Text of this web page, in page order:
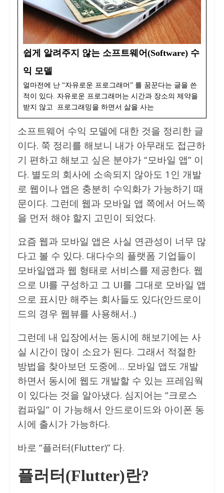
쉽게 알려주지 않는 소프트웨어(Software) 수
익 모델
얼마전에 난 “자유로운 프로그래머” 를 꿈꾼다는 글을 쓴
적이 있다. 자유로운 프로그래머는 시간과 장소의 제약을
받지 않고 프로그래밍을 하면서 삶을 사는
소프트웨어 수익 모델에 대한 것을 정리한 글
이다. 쭉 정리를 해보니 내가 아무래도 접근하
기 편하고 해보고 싶은 분야가 “모바일 앱” 이
다. 별도의 회사에 소속되지 않아도 1인 개발
로 웹이나 앱은 충분히 수익화가 가능하기 때
문이다. 그런데 웹과 모바일 앱 쪽에서 어느쪽
을 먼저 해야 할지 고민이 되었다.
요즘 웹과 모바일 앱은 사실 연관성이 너무 많
다고 볼 수 있다. 대다수의 플랫폼 기업들이
모바일앱과 웹 형태로 서비스를 제공한다. 웹
으로 UI를 구성하고 그 UI를 그대로 모바일 앱
으로 표시만 해주는 회사들도 있다(안드로이
드의 경우 웹뷰를 사용해서..)
그런데 내 입장에서는 동시에 해보기에는 사
실 시간이 많이 소요가 된다. 그래서 적절한
방법을 찾아보던 도중에… 모바일 앱도 개발
하면서 동시에 웹도 개발할 수 있는 프레임웍
이 있다는 것을 알아냈다. 심지어는 “크로스
컴파일” 이 가능해서 안드로이드와 아이폰 동
시에 출시가 가능하다.
바로 “플러터(Flutter)” 다.
플러터(Flutter)란?